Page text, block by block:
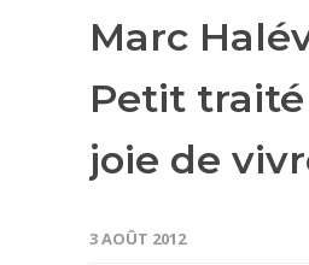
Marc
Petit traité
joie de
3 AOÛT 2012